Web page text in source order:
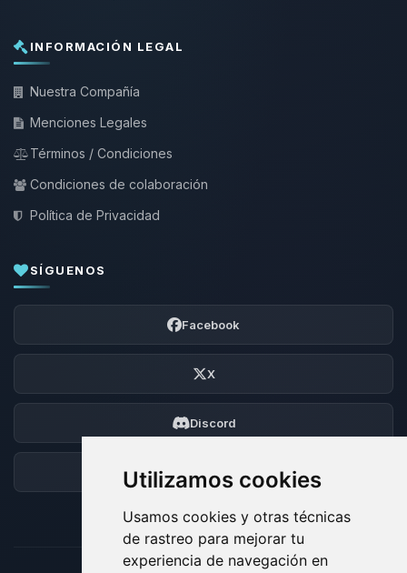
Utilizamos cookies
Usamos cookies y otras técnicas
de rastreo para mejorar tu
experiencia de navegación en
INFORMACIÓN LEGAL
Nuestra Compañía
Menciones Legales
Términos / Condiciones
Condiciones de colaboración
Política de Privacidad
SÍGUENOS
Facebook
X
Discord
Foro